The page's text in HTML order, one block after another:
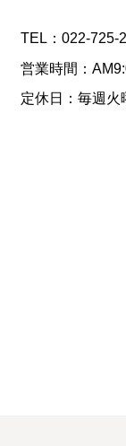
TEL： 022-725-
営業時間：
定休日：毎週火